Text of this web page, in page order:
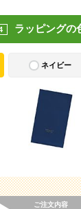
ラッピングの
ネイビー
ご注文内容